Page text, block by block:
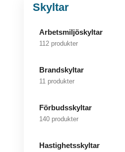
Skyltar
Arbetsmiljöskyltar
112 produkter
Brandskyltar
11 produkter
Förbudsskyltar
140 produkter
Hastighetsskyltar